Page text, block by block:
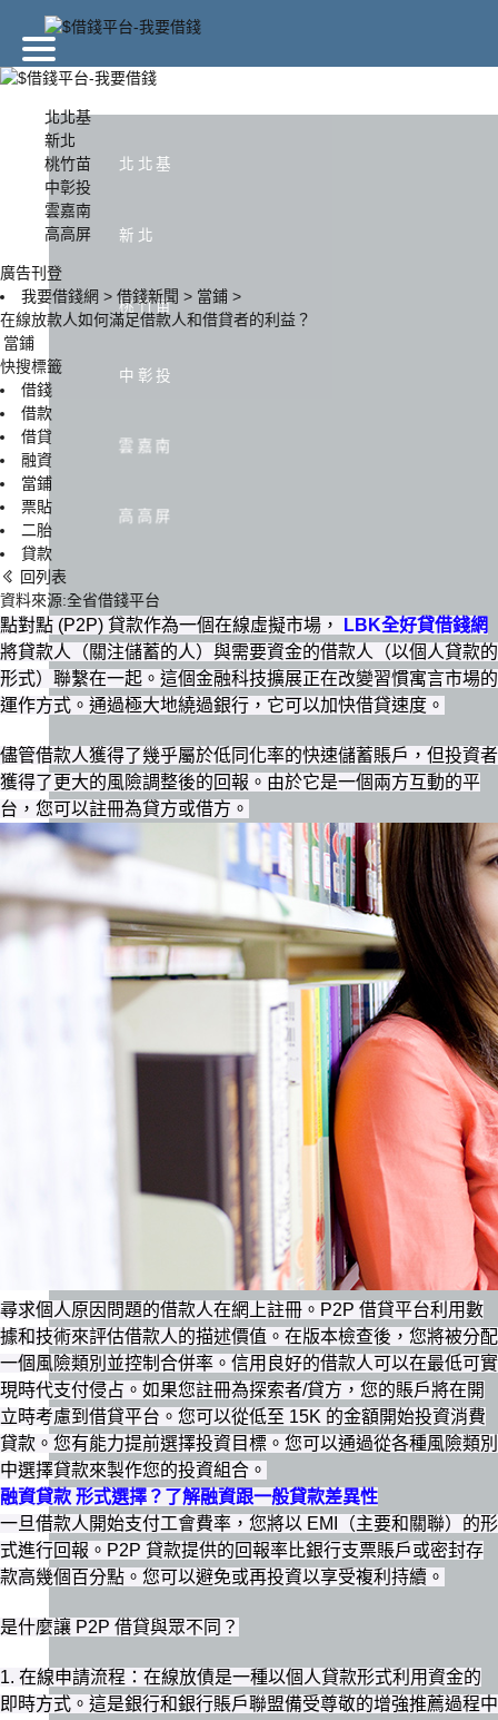
北北基
新北
桃竹苗
中彰投
雲嘉南
高高屏
北北基
新北
桃竹苗
中彰投
雲嘉南
高高屏
廣告刊登
我要借錢網 > 借錢新聞 > 當鋪 >
在線放款人如何滿足借款人和借貸者的利益？
當鋪
快搜標籤
借錢
借款
借貸
融資
當鋪
票貼
二胎
貸款
回列表
資料來源:全省借錢平台
點對點 (P2P) 貸款作為一個在線虛擬市場，
LBK全好貸借錢網
將貸款人（關注儲蓄的人）與需要資金的借款人（以個人貸款的
形式）聯繫在一起。這個金融科技擴展正在改變習慣寓言市場的
運作方式。通過極大地繞過銀行，它可以加快借貸速度。
儘管借款人獲得了幾乎屬於低同化率的快速儲蓄賬戶，但投資者
獲得了更大的風險調整後的回報。由於它是一個兩方互動的平
台，您可以註冊為貸方或借方。
尋求個人原因問題的借款人在網上註冊。P2P 借貸平台利用數
據和技術來評估借款人的描述價值。在版本檢查後，您將被分配
一個風險類別並控制合併率。信用良好的借款人可以在最低可實
現時代支付侵占。如果您註冊為探索者/貸方，您的賬戶將在開
立時考慮到借貸平台。您可以從低至 15K 的金額開始投資消費
貸款。您有能力提前選擇投資目標。您可以通過從各種風險類別
中選擇貸款來製作您的投資組合。
融資貸款 形式選擇？了解融資跟一般貸款差異性
一旦借款人開始支付工會費率，您將以 EMI（主要和關聯）的形
式進行回報。P2P 貸款提供的回報率比銀行支票賬戶或密封存
款高幾個百分點。您可以避免或再投資以享受複利持續。
是什麼讓 P2P 借貸與眾不同？
1. 在線申請流程：在線放債是一種以個人貸款形式利用資金的
即時方式。這是銀行和銀行賬戶聯盟備受尊敬的增強推薦過程中
北北基
中彰投